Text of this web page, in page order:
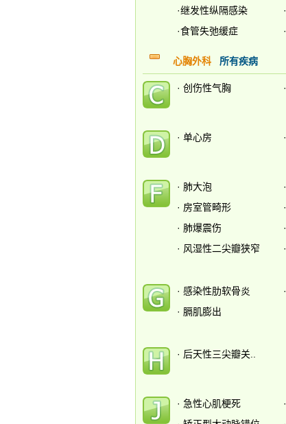
·继发性纵隔感染 ·
·食管失弛缓症 ·
心胸外科 所有疾病
· 创伤性气胸 ·
· 单心房 ·
· 肺大泡 ·
· 房室管畸形 ·
· 肺爆震伤 ·
· 风湿性二尖瓣狭窄 ·
· 感染性肋软骨炎 ·
· 膈肌膨出
· 后天性三尖瓣关..
· 急性心肌梗死 ·